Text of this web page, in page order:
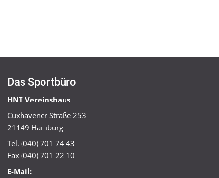
Das Sportbüro
HNT Vereinshaus
Cuxhavener Straße 253
21149 Hamburg
Tel. (040) 701 74 43
Fax (040) 701 22 10
E-Mail: